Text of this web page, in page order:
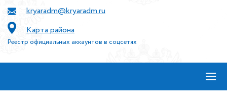
kryaradm@kryaradm.ru
Карта района
Реестр официальных аккаунтов в соцсетях
≡